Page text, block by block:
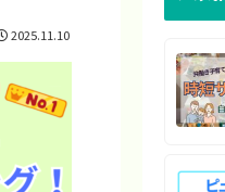
2025.11.10